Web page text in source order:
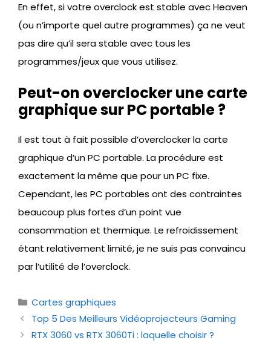
En effet, si votre overclock est stable avec Heaven
(ou n’importe quel autre programmes) ça ne veut
pas dire qu’il sera stable avec tous les
programmes/jeux que vous utilisez.
Peut-on overclocker une carte
graphique sur PC portable ?
Il est tout à fait possible d’overclocker la carte
graphique d’un PC portable. La procédure est
exactement la même que pour un PC fixe.
Cependant, les PC portables ont des contraintes
beaucoup plus fortes d’un point vue
consommation et thermique. Le refroidissement
étant relativement limité, je ne suis pas convaincu
par l’utilité de l’overclock.
Catégories
Cartes graphiques
Top 5 Des Meilleurs Vidéoprojecteurs Gaming
RTX 3060 vs RTX 3060Ti : laquelle choisir ?